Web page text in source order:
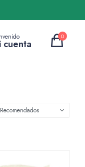
0
Recomendados